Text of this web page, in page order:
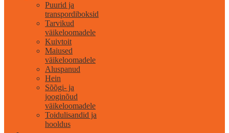
Puurid ja
transpordiboksid
Tarvikud
väikeloomadele
Kuivtoit
Maiused
väikeloomadele
Aluspanud
Hein
Sõõgi- ja
jooginõud
väikeloomadele
Toidulisandid ja
hooldus